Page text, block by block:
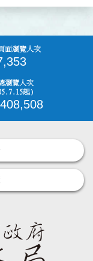
面瀏覽人次
瀏覽人次
起)